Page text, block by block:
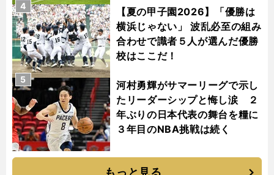
【夏の甲子園2026】「優勝は
横浜じゃない」 波乱必至の組み
合わせで識者５人が選んだ優勝
校はここだ！
4
河村勇輝がサマーリーグで示し
たリーダーシップと悔し涙 ２
年ぶりの日本代表の舞台を糧に
３年目のNBA挑戦は続く
5